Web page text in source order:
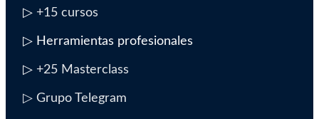
▷ +15 cursos
▷ Herramientas profesionales
▷ +25 Masterclass
▷ Grupo Telegram